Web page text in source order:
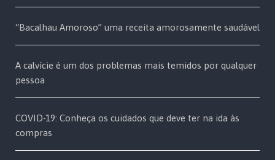
“Bacalhau Amoroso” uma receita amorosamente saudável
A calvície é um dos problemas mais temidos por qualquer
pessoa
COVID-19: Conheça os cuidados que deve ter na ida às
compras